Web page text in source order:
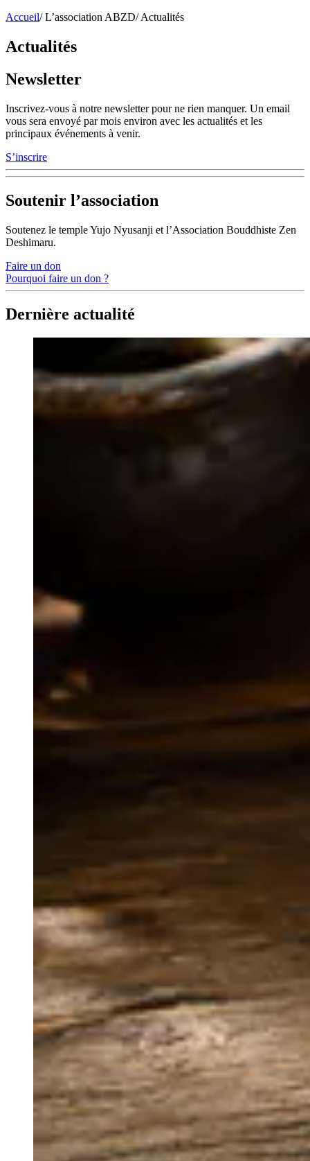
Accueil/ L’association ABZD/ Actualités
Actualités
Newsletter
Inscrivez-vous à notre newsletter pour ne rien manquer. Un email
vous sera envoyé par mois environ avec les actualités et les
principaux événements à venir.
S’inscrire
Soutenir l’association
Soutenez le temple Yujo Nyusanji et l’Association Bouddhiste Zen
Deshimaru.
Faire un don
Pourquoi faire un don ?
Dernière actualité